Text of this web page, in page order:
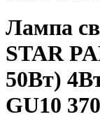
Лампа
STAR
50Вт)
GU10